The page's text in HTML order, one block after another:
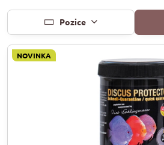
Pozice
NOVINKA